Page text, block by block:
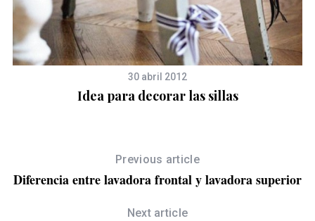
30 abril 2012
Idea para decorar las sillas
Previous article
Diferencia entre lavadora frontal y lavadora superior
Next article